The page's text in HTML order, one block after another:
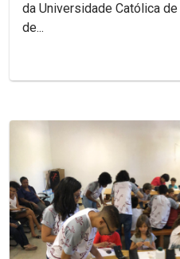
da Universidade Católica
de...